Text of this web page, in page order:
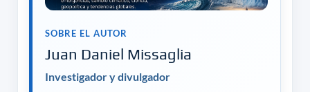
SOBRE EL AUTOR
Juan Daniel Missaglia
Investigador y divulgador